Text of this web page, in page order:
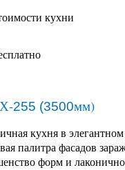
255 (3500мм)
кухня в элегантном
палитра фасадов
форм и